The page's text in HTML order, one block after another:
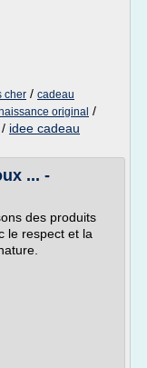
cher / cadeau
original /
/ idee cadeau
... -
des produits
le respect et la